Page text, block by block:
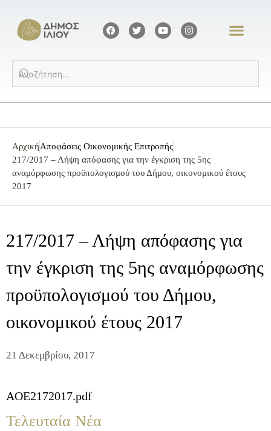
ΑρχικήΑποφάσεις Οικονομικής Επιτροπής
217/2017 – Λήψη απόφασης για την έγκριση της 5ης
αναμόρφωσης προϋπολογισμού του Δήμου, οικονομικού έτους
2017
217/2017 – Λήψη απόφασης για
την έγκριση της 5ης αναμόρφωσης
προϋπολογισμού του Δήμου,
οικονομικού έτους 2017
21 Δεκεμβρίου, 2017
AOE2172017.pdf
Τελευταία Νέα